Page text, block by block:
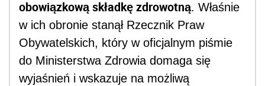
obowiązkową składkę zdrowotną. Właśnie
w ich obronie stanął Rzecznik Praw
Obywatelskich, który w oficjalnym piśmie
do Ministerstwa Zdrowia domaga się
wyjaśnień i wskazuje na możliwą